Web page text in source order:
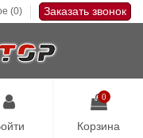
(0) Заказать звонок
0
Корзина